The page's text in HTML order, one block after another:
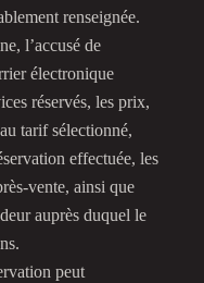
renseignée.
l’accusé de
électronique
réservés, les prix,
tarif sélectionné,
effectuée, les
vente, ainsi que
auprès duquel le
peut